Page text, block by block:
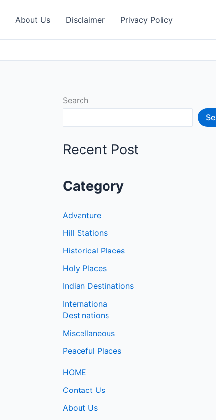
About Us Disclaimer Privacy Policy
Search
Recent Post
Category
Advanture
Hill Stations
Historical Places
Holy Places
Indian Destinations
International
Destinations
Miscellaneous
Peaceful Places
HOME
Contact Us
About Us